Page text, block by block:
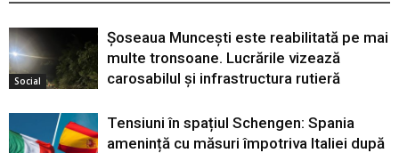
Social
Șoseaua Muncești este reabilitată pe mai
multe tronsoane. Lucrările vizează
carosabilul și infrastructura rutieră
Tensiuni în spațiul Schengen: Spania
amenință cu măsuri împotriva Italiei după